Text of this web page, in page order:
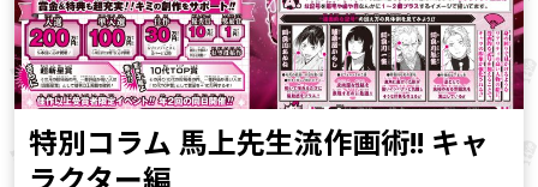
特別コラム 馬上先生流作画術!! キャ
ラクター編